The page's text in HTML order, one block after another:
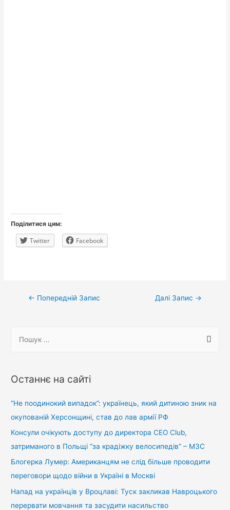
Поділитися цим:
Twitter Facebook
Навігація
← Попередній Запис Далі Запис →
у
:
Останнє на сайті
“Не поодинокий випадок”: українець, який дитиною зник на
окупованій Херсонщині, став до лав армії РФ
Консули очікують доступу до директора CEO Club,
затриманого в Польщі “за крадіжку велосипедів” – МЗС
Блогерка Лумер: Американцям не слід більше проводити
переговори щодо війни в Україні в Москві
Напад на українців у Вроцлаві: Туск закликав Навроцького
перервати мовчання та засудити насильство